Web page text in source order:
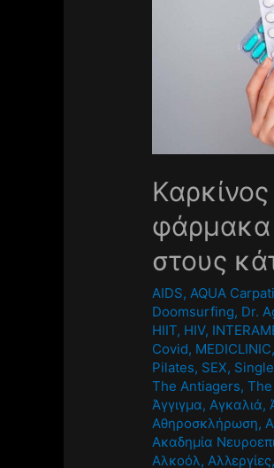
φάρμακα
στους
AIDS, AQUA
Doomsurfing, Dr.
HIIT, HIV,
Covid, MEDICLINIC,
Pilates, SEX, Single
The Antiagers,
Άγγιγμα, Αγκαλιά,
Αθηροσκλήρωση,
Ακαδημία
Αλκοόλ, Αλλεργίες,